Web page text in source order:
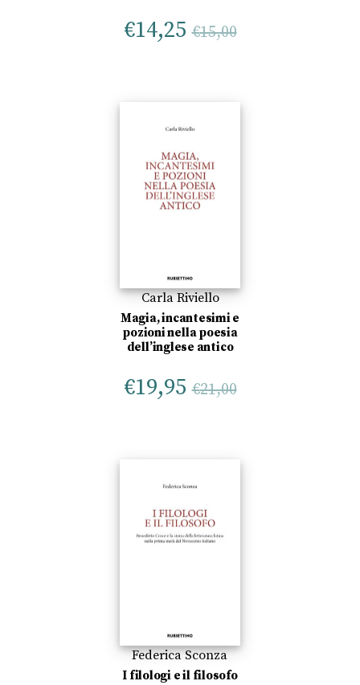
€14,25 €15,00
Carla Riviello
Magia, incantesimi e
pozioni nella poesia
dell’inglese antico
€19,95 €21,00
Federica Sconza
I filologi e il filosofo